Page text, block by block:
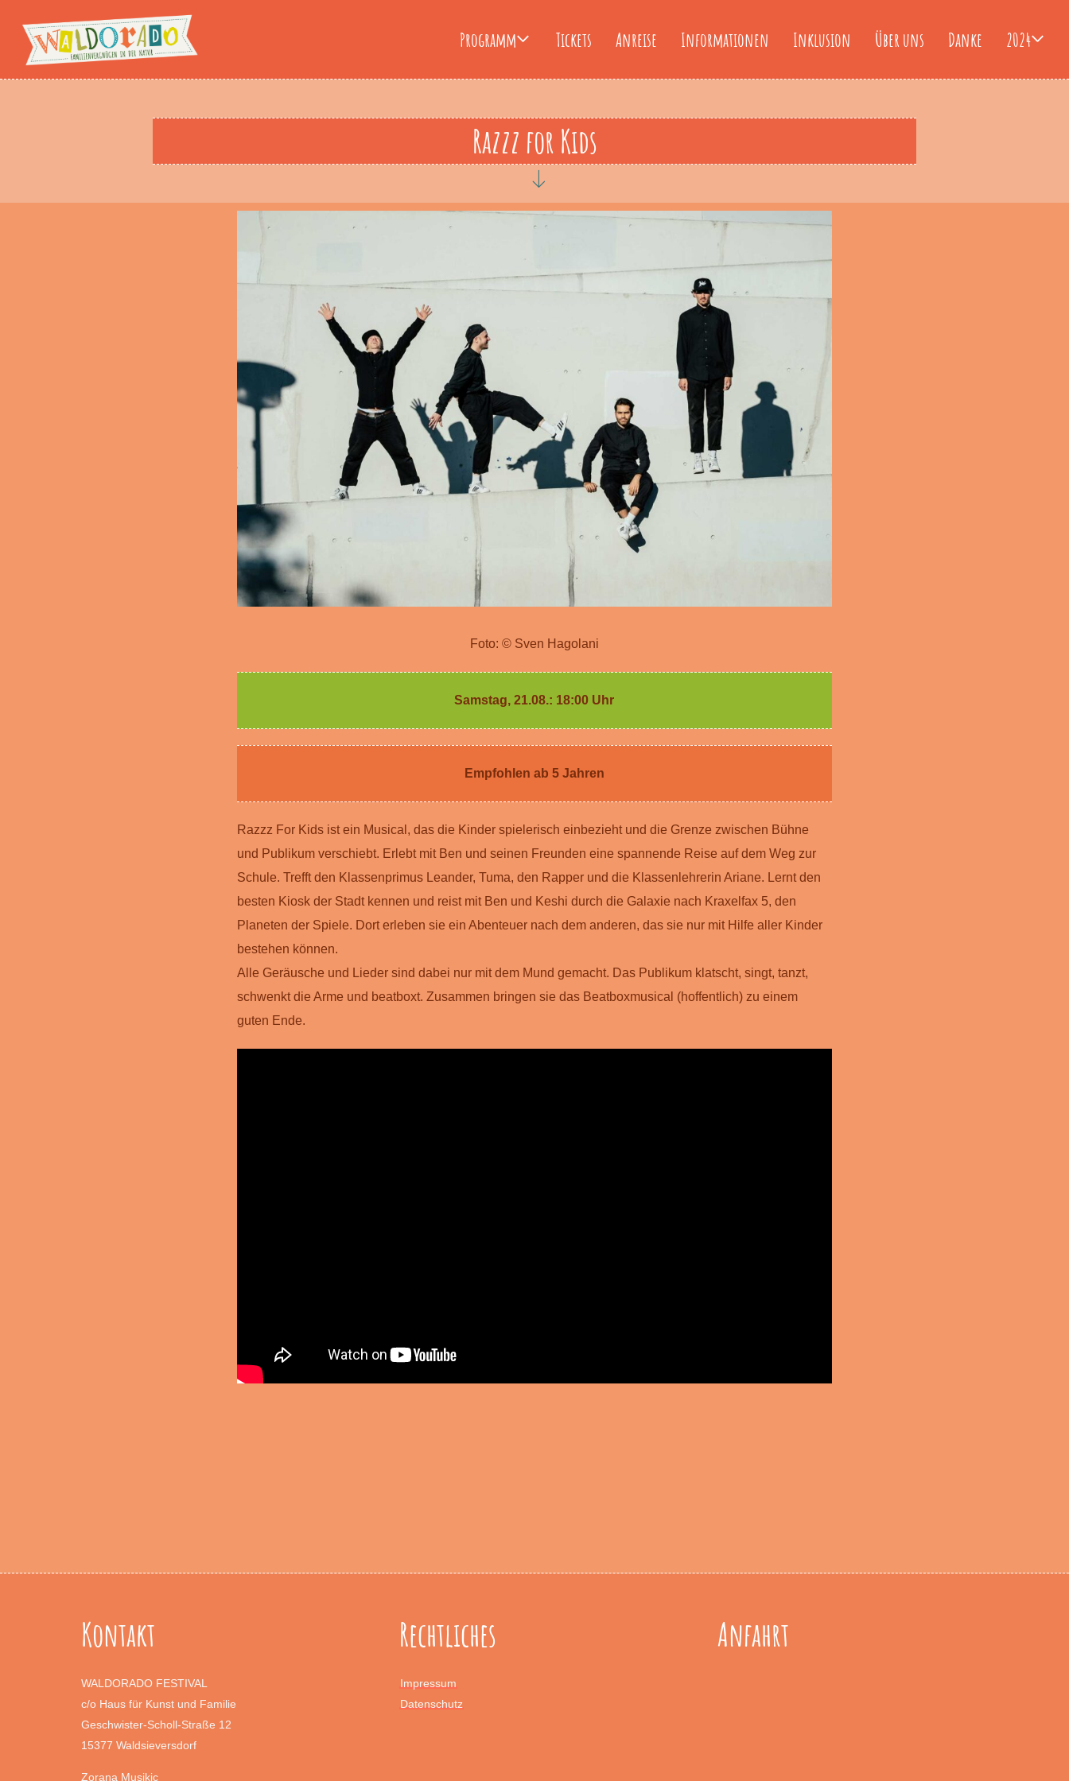
Programm Tickets Anreise Informationen Inklusion Über uns Danke 2024
Razzz for Kids
Foto: © Sven Hagolani
Samstag, 21.08.: 18:00 Uhr
Empfohlen ab 5 Jahren
Razzz For Kids ist ein Musical, das die Kinder spielerisch einbezieht und die Grenze zwischen Bühne
und Publikum verschiebt. Erlebt mit Ben und seinen Freunden eine spannende Reise auf dem Weg zur
Schule. Trefft den Klassenprimus Leander, Tuma, den Rapper und die Klassenlehrerin Ariane. Lernt den
besten Kiosk der Stadt kennen und reist mit Ben und Keshi durch die Galaxie nach Kraxelfax 5, den
Planeten der Spiele. Dort erleben sie ein Abenteuer nach dem anderen, das sie nur mit Hilfe aller Kinder
bestehen können.
Alle Geräusche und Lieder sind dabei nur mit dem Mund gemacht. Das Publikum klatscht, singt, tanzt,
schwenkt die Arme und beatboxt. Zusammen bringen sie das Beatboxmusical (hoffentlich) zu einem
guten Ende.
Kontakt
WALDORADO FESTIVAL
c/o Haus für Kunst und Familie
Geschwister-Scholl-Straße 12
15377 Waldsieversdorf
Zorana Musikic
Rechtliches
Impressum
Datenschutz
Anfahrt